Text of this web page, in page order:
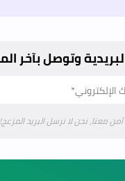
وتوصل بآخر
معنا، نحن لا نرسل البريد المزعج!